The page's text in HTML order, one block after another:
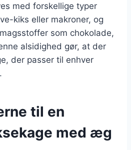
med forskellige typer
kiks eller makroner, og
som chokolade,
alsidighed gør, at der
der passer til enhver
til en
med æg